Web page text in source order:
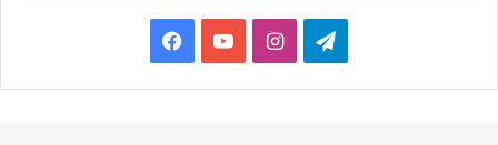
a
o
I
n
e